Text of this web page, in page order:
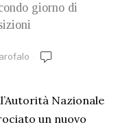
giorno di
Nazionale
un nuovo